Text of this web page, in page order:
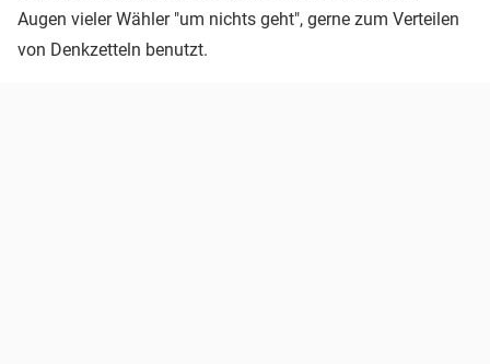
Augen vieler Wähler "um nichts geht", gerne zum Verteilen
von Denkzetteln benutzt.